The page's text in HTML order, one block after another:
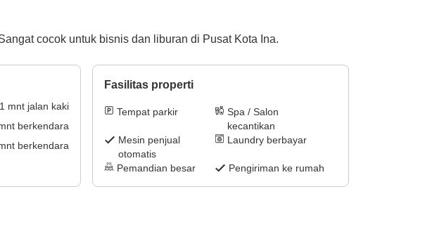
cocok untuk bisnis dan liburan di Pusat Kota Ina.
1 mnt jalan kaki
berkendara
berkendara
Fasilitas properti
Tempat parkir
Spa / Salon
kecantikan
Mesin penjual
otomatis
Laundry berbayar
Pemandian besar Pengiriman ke rumah